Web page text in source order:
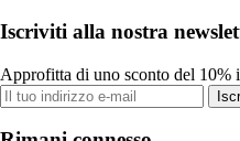
Iscriviti alla nostra
Approfitta di uno sconto del 10%